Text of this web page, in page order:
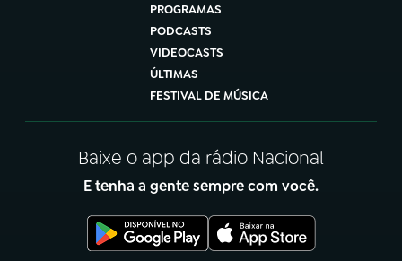
PROGRAMAS
PODCASTS
VIDEOCASTS
ÚLTIMAS
FESTIVAL DE MÚSICA
Baixe o app da rádio Nacional
E tenha a gente sempre com você.